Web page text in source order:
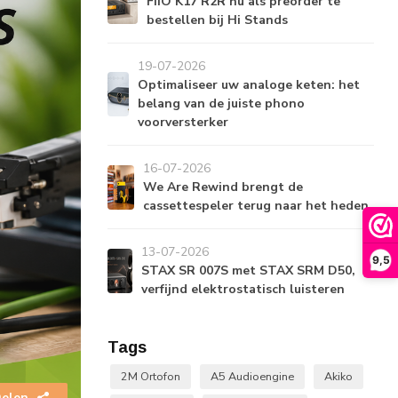
9,5
bestellen bij Hi Stands
19-07-2026
Optimaliseer uw analoge keten: het
belang van de juiste phono
voorversterker
16-07-2026
We Are Rewind brengt de
cassettespeler terug naar het heden
13-07-2026
STAX SR 007S met STAX SRM D50,
verfijnd elektrostatisch luisteren
Tags
2M Ortofon A5 Audioengine Akiko